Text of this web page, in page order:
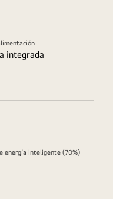
integrada
energía inteligente (70%)